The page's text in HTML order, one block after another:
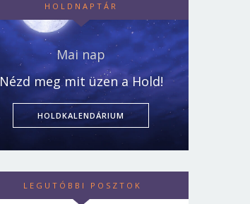
HOLDNAPTÁR
Mai nap
Nézd meg mit üzen a Hold!
HOLDKALENDÁRIUM
LEGUTÓBBI POSZTOK